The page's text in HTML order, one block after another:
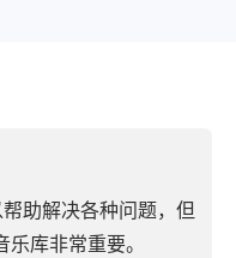
助解决各种问题，但
库非常重要。